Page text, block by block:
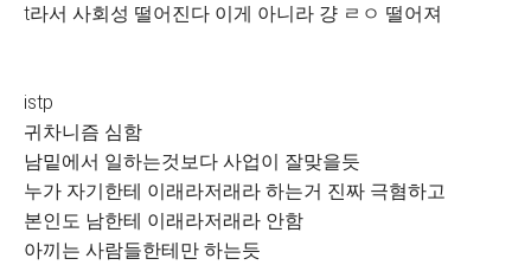
t라서 사회성 떨어진다 이게 아니라 걍 ㄹㅇ 떨어져
istp
귀차니즘 심함
남밑에서 일하는것보다 사업이 잘맞을듯
누가 자기한테 이래라저래라 하는거 진짜 극혐하고
본인도 남한테 이래라저래라 안함
아끼는 사람들한테만 하는듯